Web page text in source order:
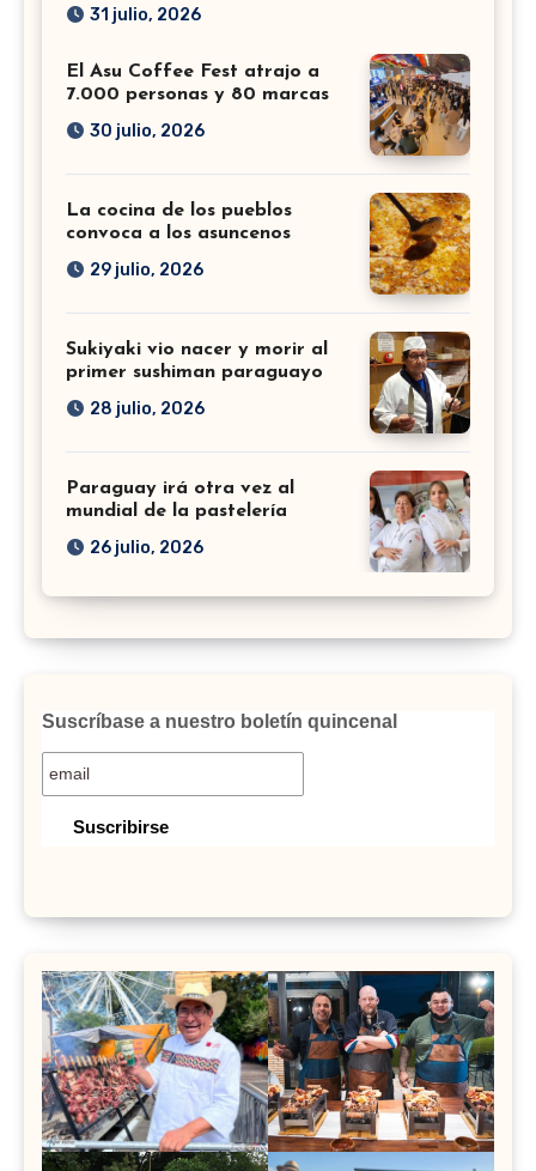
31 julio, 2026
El Asu Coffee Fest atrajo a
7.000 personas y 80 marcas
30 julio, 2026
La cocina de los pueblos
convoca a los asuncenos
29 julio, 2026
Sukiyaki vio nacer y morir al
primer sushiman paraguayo
28 julio, 2026
Paraguay irá otra vez al
mundial de la pastelería
26 julio, 2026
Suscríbase a nuestro boletín quincenal